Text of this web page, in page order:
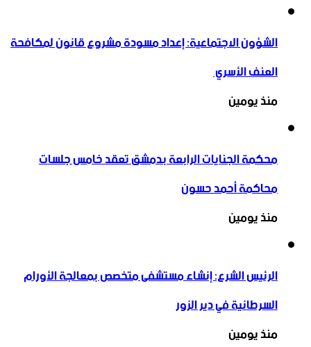
الشؤون الاجتماعية: إعداد مسودة مشروع قانون لمكافحة
العنف الأسري ‏
منذ يومين
محكمة الجنايات الرابعة بدمشق تعقد خامس جلسات
محاكمة أحمد حسون
منذ يومين
الرئيس الشرع: إنشاء ‌‏مستشفى متخصص بمعالجة الأورام
السرطانية في دير الزور
منذ يومين